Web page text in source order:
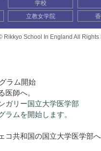
学校
立教女学院
Rikkyo School In England All Rights
ラム開始
医師へ。
ガリー国立大学医学部
ラムを開始します。
コ共和国の国立大学医学部